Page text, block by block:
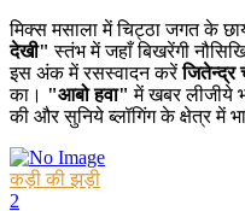
मिक्स मसाला में चिट्ठा जगत के
देखी" स्तंभ में जहाँ बिखरेंगी
इस अंक में रसस्वादन करेंजितेन्द्र
का। "आबो हवा" में खबर लीजीये
की और सुनिये ब्लॉगिंग के क्षेत्र में
कड़ी की झड़ी
2